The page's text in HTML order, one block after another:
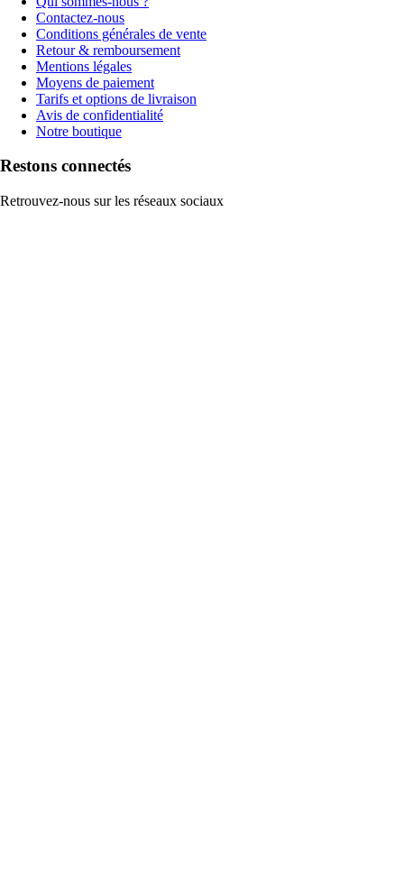
Contactez-nous
Conditions générales de vente
Retour & remboursement
Mentions légales
Moyens de paiement
Tarifs et options de livraison
Avis de confidentialité
Notre boutique
Restons connectés
Retrouvez-nous sur les réseaux sociaux